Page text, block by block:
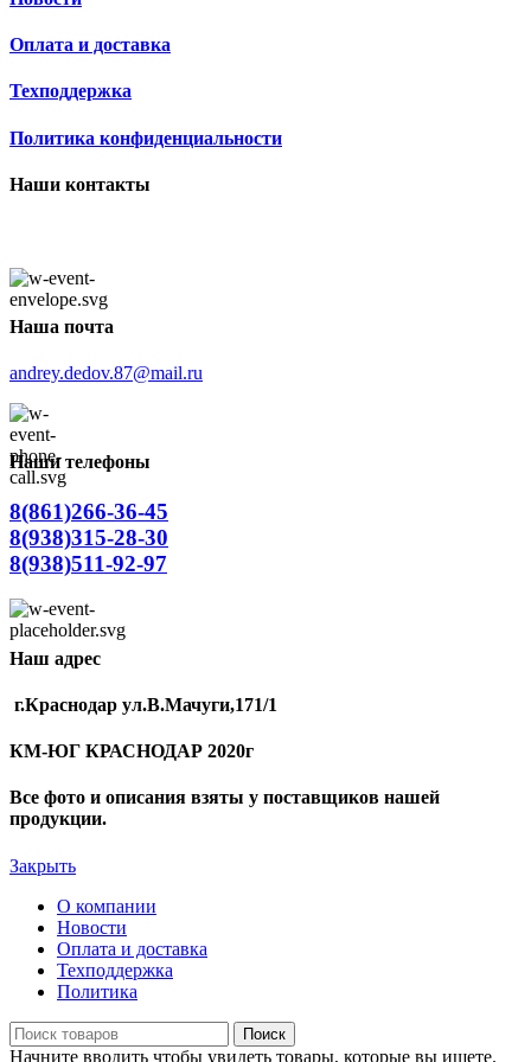
Оплата и доставка
Техподдержка
Политика конфиденциальности
Наши контакты
Наша почта
andrey.dedov.87@mail.ru
Наши телефоны
8(861)266-36-45
8(938)315-28-30
8(938)511-92-97
Наш адрес
г.Краснодар ул.В.Мачуги,171/1
КМ-ЮГ КРАСНОДАР 2020г
Все фото и описания взяты у поставщиков нашей
продукции.
Закрыть
О компании
Новости
Оплата и доставка
Техподдержка
Политика
Поиск
Начните вводить чтобы увидеть товары, которые вы ищете.